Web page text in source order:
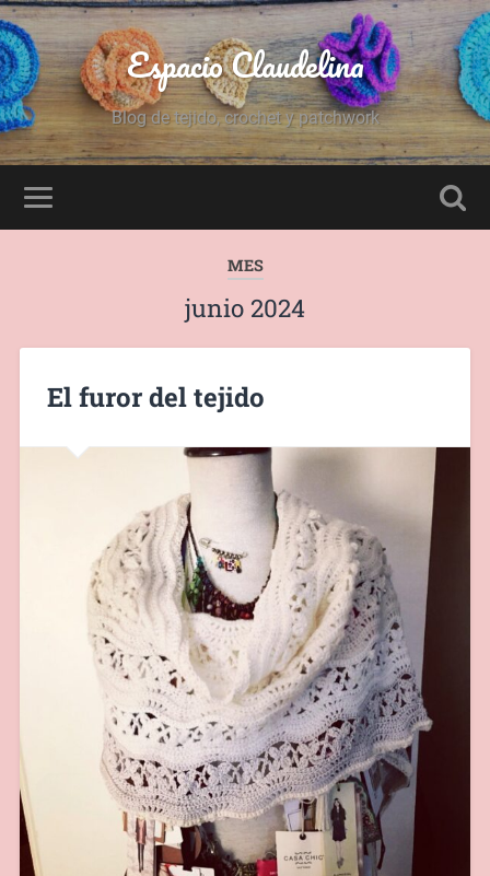
Espacio Claudelina
Blog de tejido, crochet y patchwork
MES
junio 2024
El furor del tejido